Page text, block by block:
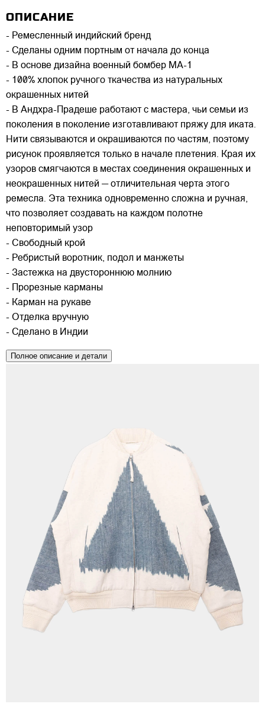
ОПИСАНИЕ
- Ремесленный индийский бренд
- Сделаны одним портным от начала до конца
- В основе дизайна военный бомбер МА-1
- 100% хлопок ручного ткачества из натуральных
окрашенных нитей
- В Андхра-Прадеше работают с мастера, чьи семьи из
поколения в поколение изготавливают пряжу для иката.
Нити связываются и окрашиваются по частям, поэтому
рисунок проявляется только в начале плетения. Края их
узоров смягчаются в местах соединения окрашенных и
неокрашенных нитей — отличительная черта этого
ремесла. Эта техника одновременно сложна и ручная,
что позволяет создавать на каждом полотне
неповторимый узор
- Свободный крой
- Ребристый воротник, подол и манжеты
- Застежка на двустороннюю молнию
- Прорезные карманы
- Карман на рукаве
- Отделка вручную
- Сделано в Индии
Полное описание и детали